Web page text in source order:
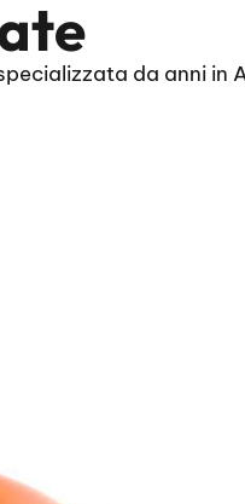
da anni in